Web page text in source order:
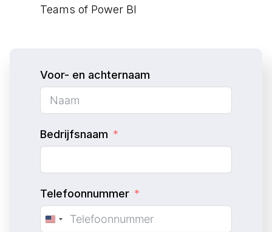
Teams of Power BI
Voor- en achternaam
Bedrijfsnaam
Telefoonnummer
U